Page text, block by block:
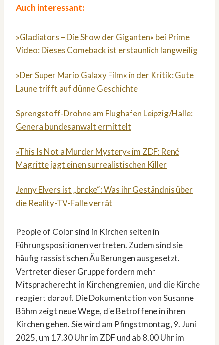
Auch interessant:
»Gladiators – Die Show der Giganten« bei Prime
Video: Dieses Comeback ist erstaunlich langweilig
»Der Super Mario Galaxy Film« in der Kritik: Gute
Laune trifft auf dünne Geschichte
Sprengstoff-Drohne am Flughafen Leipzig/Halle:
Generalbundesanwalt ermittelt
»This Is Not a Murder Mystery« im ZDF: René
Magritte jagt einen surrealistischen Killer
Jenny Elvers ist „broke“: Was ihr Geständnis über
die Reality-TV-Falle verrät
People of Color sind in Kirchen selten in
Führungspositionen vertreten. Zudem sind sie
häufig rassistischen Äußerungen ausgesetzt.
Vertreter dieser Gruppe fordern mehr
Mitspracherecht in Kirchengremien, und die Kirche
reagiert darauf. Die Dokumentation von Susanne
Böhm zeigt neue Wege, die Betroffene in ihren
Kirchen gehen. Sie wird am Pfingstmontag, 9. Juni
2025, um 17.30 Uhr im ZDF und ab 8.00 Uhr im